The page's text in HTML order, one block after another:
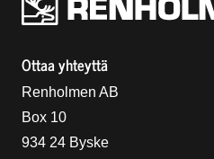
Ottaa yhteyttä
Renholmen AB
Box 10
934 24 Byske